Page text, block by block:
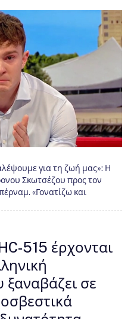
για τη ζωή μας»: Η
Σκωτσέζου προς τον
«Γονατίζω και
515 έρχονται
σε